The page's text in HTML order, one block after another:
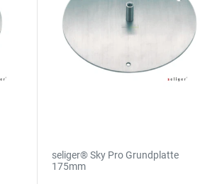
seliger® Sky Pro Grundplatte
175mm